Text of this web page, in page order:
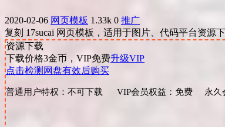
2020-02-06 网页模板 1.33k 0 推广
复刻 17sucai 网页模板，适用于图片、代码平台资源
资源下载
下载价格3金币，VIP免费升级VIP
点击检测网盘有效后购买
普通用户特权：不可下载 VIP会员权益：免费 永久